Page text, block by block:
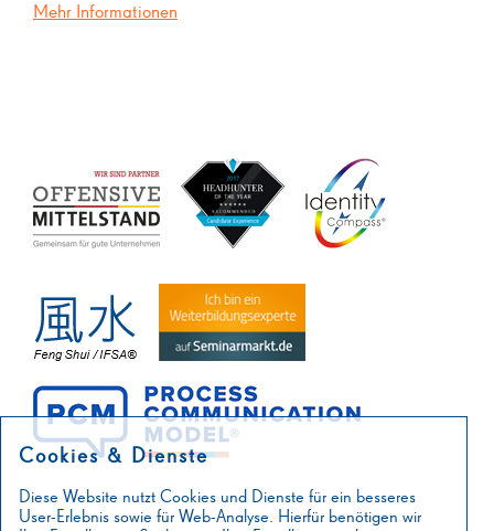
Mehr Informationen
Cookies & Dienste
Diese Website nutzt Cookies und Dienste für ein besseres
User-Erlebnis sowie für Web-Analyse. Hierfür benötigen wir